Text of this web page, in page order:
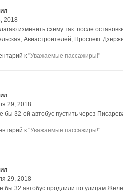
2018
изменить схему так: после
Авиастроителей, Проспект
к "Уважаемые пассажиры!"
29, 2018
бы 32-ой автобус пустить через
к "Уважаемые пассажиры!"
29, 2018
бы 32 автобус продлили по улицам